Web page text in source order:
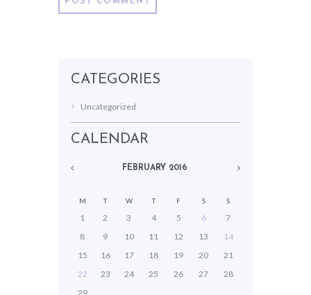
CATEGORIES
Uncategorized
CALENDAR
FEBRUARY 2016
M T W T F S S
1 2 3 4 5 6
7
8
9 10 11 12 13
14
15
16 17 18 19 20
21
22
23 24 25 26 27
28
29